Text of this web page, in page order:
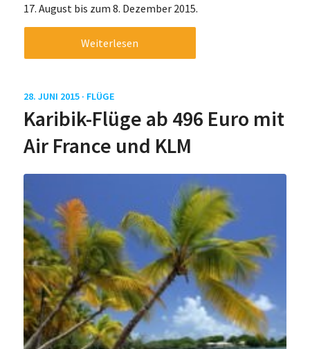
17. August bis zum 8. Dezember 2015.
Weiterlesen
28. JUNI 2015 · FLÜGE
Karibik-Flüge ab 496 Euro mit
Air France und KLM